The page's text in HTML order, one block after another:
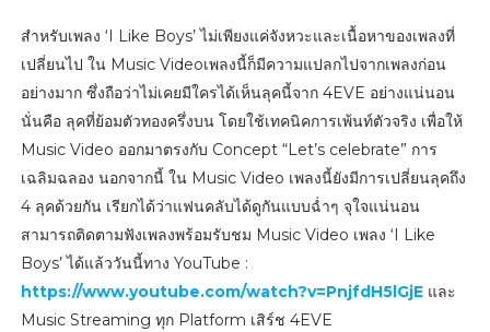
สำหรับเพลง ‘I Like Boys’ ไม่เพียงแค่จังหวะและเนื้อหาของเพลงที่
เปลี่ยนไป ใน Music Videoเพลงนี้ก็มีความแปลกไปจากเพลงก่อน
อย่างมาก ซึ่งถือว่าไม่เคยมีใครได้เห็นลุคนี้จาก 4EVE อย่างแน่นอน
นั่นคือ ลุคที่ย้อมตัวทองครึ่งบน โดยใช้เทคนิคการเพ้นท์ตัวจริง เพื่อให้
Music Video ออกมาตรงกับ Concept “Let’s celebrate” การ
เฉลิมฉลอง นอกจากนี้ ใน Music Video เพลงนี้ยังมีการเปลี่ยนลุคถึง
4 ลุคด้วยกัน เรียกได้ว่าแฟนคลับได้ดูกันแบบฉ่ำๆ จุใจแน่นอน
สามารถติดตามฟังเพลงพร้อมรับชม Music Video เพลง ‘I Like
Boys’ ได้แล้ววันนี้ทาง YouTube :
https://www.youtube.com/watch?v=PnjfdH5lGjEและ
Music Streaming ทุก Platform เสิร์ช 4EVE